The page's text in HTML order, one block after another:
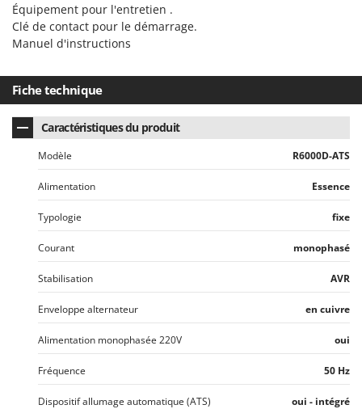
Équipement pour l'entretien .
Clé de contact pour le démarrage.
Manuel d'instructions
Fiche technique
Caractéristiques du produit
Modèle R6000D-ATS
Alimentation Essence
Typologie fixe
Courant monophasé
Stabilisation AVR
Enveloppe alternateur en cuivre
Alimentation monophasée 220V oui
Fréquence 50 Hz
Dispositif allumage automatique (ATS) oui - intégré